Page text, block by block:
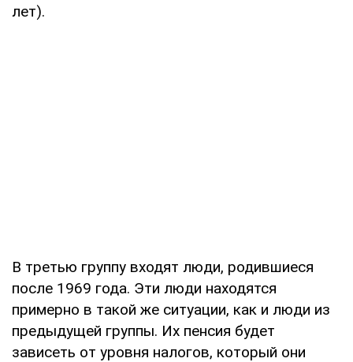
лет).
В третью группу входят люди, родившиеся
после 1969 года. Эти люди находятся
примерно в такой же ситуации, как и люди из
предыдущей группы. Их пенсия будет
зависеть от уровня налогов, который они